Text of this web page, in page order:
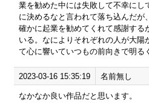
業を勧めた中には失敗して不幸に
に決めるなと言われて落ち込んだが
確かに起業を勧めてくれて感謝する
いる。なによりそれぞれの人が大
て心に響いていつもの前向きで明る
2023-03-16 15:35:19 名前無し
なかなか良い作品だと思います。